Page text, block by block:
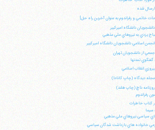
خاتمي و رفراندوم به عنوان آخرين راه حل]